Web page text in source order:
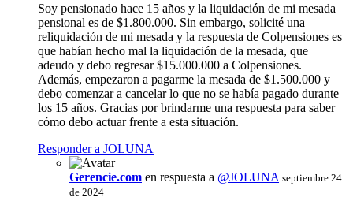
Soy pensionado hace 15 años y la liquidación de mi mesada
pensional es de $1.800.000. Sin embargo, solicité una
reliquidación de mi mesada y la respuesta de Colpensiones es
que habían hecho mal la liquidación de la mesada, que
adeudo y debo regresar $15.000.000 a Colpensiones.
Además, empezaron a pagarme la mesada de $1.500.000 y
debo comenzar a cancelar lo que no se había pagado durante
los 15 años. Gracias por brindarme una respuesta para saber
cómo debo actuar frente a esta situación.
Responder a JOLUNA
Gerencie.com en respuesta a @JOLUNA septiembre 24
de 2024